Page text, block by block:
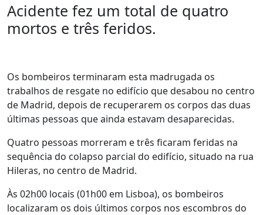
Acidente fez um total de quatro
mortos e três feridos.
Os bombeiros terminaram esta madrugada os
trabalhos de resgate no edifício que desabou no centro
de Madrid, depois de recuperarem os corpos das duas
últimas pessoas que ainda estavam desaparecidas.
Quatro pessoas morreram e três ficaram feridas na
sequência do colapso parcial do edifício, situado na rua
Hileras, no centro de Madrid.
Às 02h00 locais (01h00 em Lisboa), os bombeiros
localizaram os dois últimos corpos nos escombros do